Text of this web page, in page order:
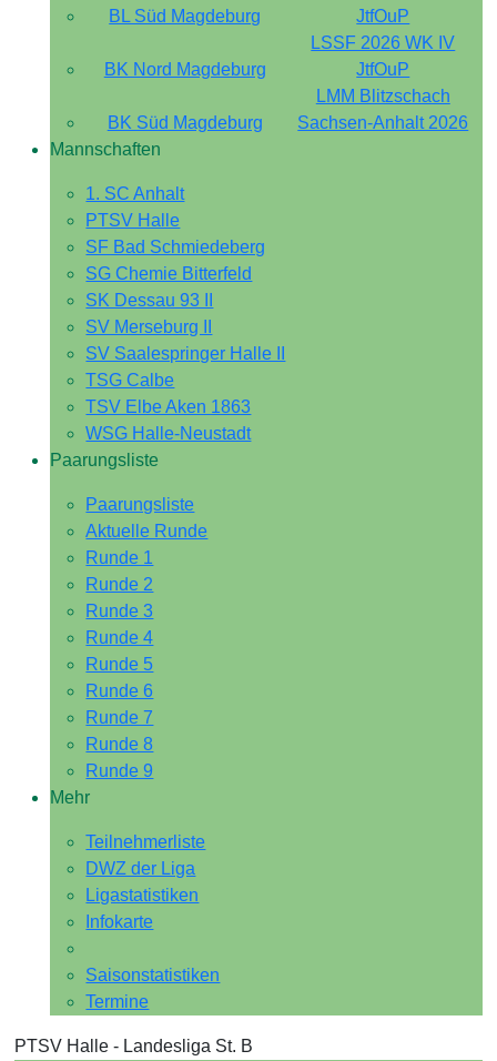
BL Süd Magdeburg
JtfOuP
BK Nord Magdeburg
LSSF 2026 WK IV
JtfOuP
BK Süd Magdeburg
LMM Blitzschach
Sachsen-Anhalt 2026
Mannschaften
1. SC Anhalt
PTSV Halle
SF Bad Schmiedeberg
SG Chemie Bitterfeld
SK Dessau 93 II
SV Merseburg II
SV Saalespringer Halle II
TSG Calbe
TSV Elbe Aken 1863
WSG Halle-Neustadt
Paarungsliste
Paarungsliste
Aktuelle Runde
Runde 1
Runde 2
Runde 3
Runde 4
Runde 5
Runde 6
Runde 7
Runde 8
Runde 9
Mehr
Teilnehmerliste
DWZ der Liga
Ligastatistiken
Infokarte
Saisonstatistiken
Termine
PTSV Halle - Landesliga St. B